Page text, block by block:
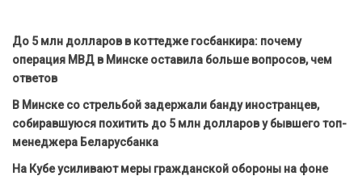
До 5 млн долларов в коттедже госбанкира: почему
операция МВД в Минске оставила больше вопросов, чем
ответов
В Минске со стрельбой задержали банду иностранцев,
собиравшуюся похитить до 5 млн долларов у бывшего топ-
менеджера Беларусбанка
На Кубе усиливают меры гражданской обороны на фоне